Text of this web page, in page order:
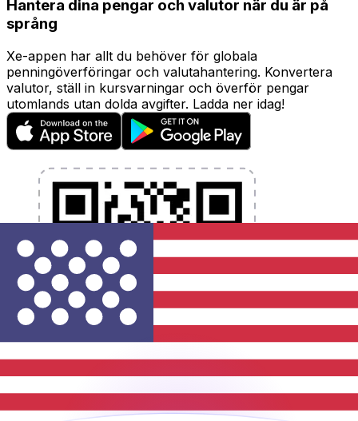
Hantera dina pengar och valutor när du är på
språng
Xe-appen har allt du behöver för globala
penningöverföringar och valutahantering. Konvertera
valutor, ställ in kursvarningar och överför pengar
utomlands utan dolda avgifter. Ladda ner idag!